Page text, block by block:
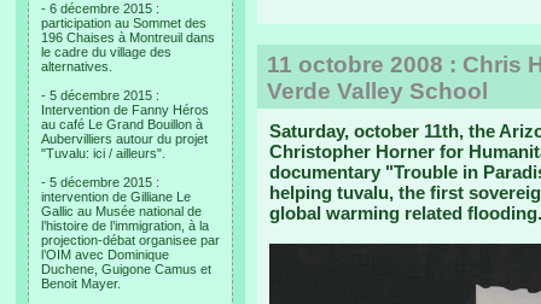
- 6 décembre 2015 :
participation au Sommet des
196 Chaises à Montreuil dans
le cadre du village des
alternatives.
- 5 décembre 2015 :
Intervention de Fanny Héros
au café Le Grand Bouillon à
Aubervilliers autour du projet
"Tuvalu: ici / ailleurs".
- 5 décembre 2015 :
intervention de Gilliane Le
Gallic au Musée national de
l’histoire de l’immigration, à la
projection-débat organisee par
l’OIM avec Dominique
Duchene, Guigone Camus et
Benoit Mayer.
11 octobre 2008 : Chris
Verde Valley School
Saturday, october 11th, the
Christopher Horner for
documentary "Trouble in
helping tuvalu, the first
global warming related flooding.